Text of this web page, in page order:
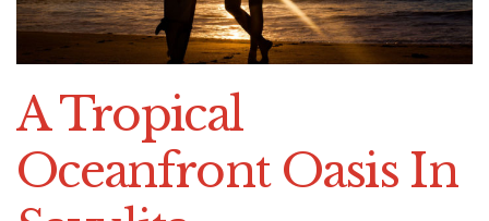
A Tropical
Oceanfront Oasis In